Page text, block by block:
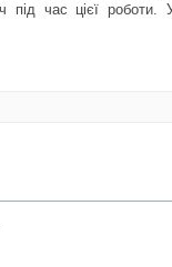
час цієї роботи.